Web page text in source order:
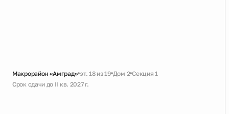
Макрорайон «Амград» эт. 18 из 19 Дом 2 Секция 1
Срок сдачи до II кв. 2027 г.